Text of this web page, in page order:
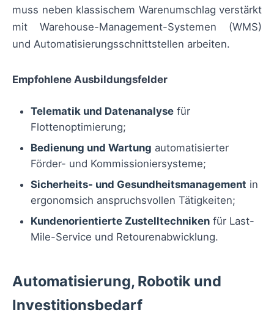
muss neben klassischem Warenumschlag verstärkt
mit Warehouse-Management-Systemen (WMS)
und Automatisierungsschnittstellen arbeiten.
Empfohlene Ausbildungsfelder
Telematik und Datenanalyse für
Flottenoptimierung;
Bedienung und Wartung automatisierter
Förder- und Kommissioniersysteme;
Sicherheits- und Gesundheitsmanagement in
ergonomsich anspruchsvollen Tätigkeiten;
Kundenorientierte Zustelltechniken für Last-
Mile-Service und Retourenabwicklung.
Automatisierung, Robotik und
Investitionsbedarf